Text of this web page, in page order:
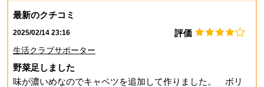
最新のクチコミ
2025/02/14 23:16 評価
生活クラブサポーター
野菜足しました
味が濃いめなのでキャベツを追加して作りました。 ボリ